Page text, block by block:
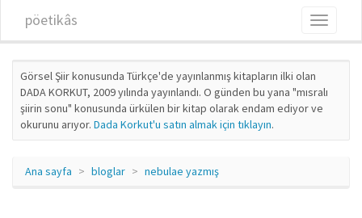
pöetikâs
Toggle
Görsel Şiir konusunda Türkçe'de yayınlanmış kitapların ilki olan
DADA KORKUT, 2009 yılında yayınlandı. O günden bu yana "mısralı
şiirin sonu" konusunda ürkülen bir kitap olarak endam ediyor ve
okurunu arıyor. Dada Korkut'u satın almak için tıklayın.
Ana sayfa bloglar nebulae yazmış